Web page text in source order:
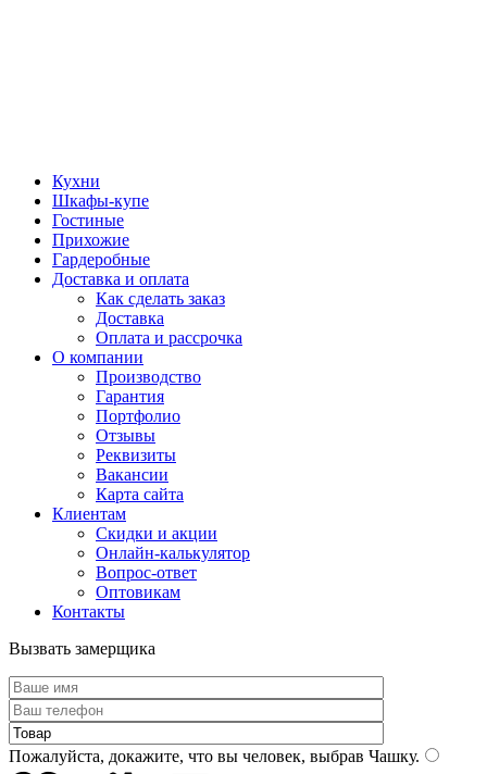
Кухни
Шкафы-купе
Гостиные
Прихожие
Гардеробные
Доставка и оплата
Как сделать заказ
Доставка
Оплата и рассрочка
О компании
Производство
Гарантия
Портфолио
Отзывы
Реквизиты
Вакансии
Карта сайта
Клиентам
Скидки и акции
Онлайн-калькулятор
Вопрос-ответ
Оптовикам
Контакты
Вызвать замерщика
Пожалуйста, докажите, что вы человек, выбрав Чашку.